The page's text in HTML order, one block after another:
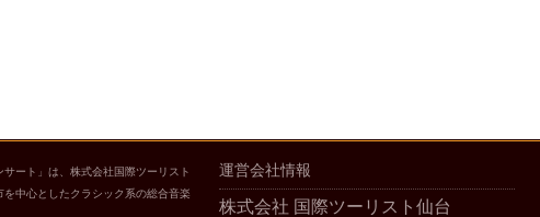
ート」は、株式会社国際ツーリスト
を中心としたクラシック系の総合音楽
運営会社情報
株式会社 国際ツーリスト仙台